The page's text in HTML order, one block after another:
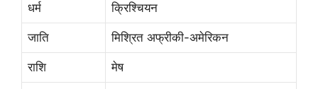
धर्म क्रिश्चियन
जाति मिश्रित अफ्रीकी-अमेरिकन
राशि मेष